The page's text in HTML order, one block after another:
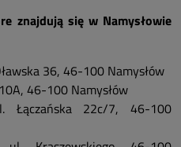
znajdują się w Namysłowie
36, 46-100 Namysłów
46-100 Namysłów
Łączańska 22c/7, 46-100